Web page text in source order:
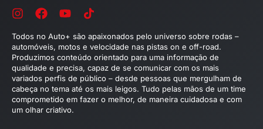
Todos no Auto+ são apaixonados pelo universo sobre rodas –
automóveis, motos e velocidade nas pistas on e off-road.
Produzimos conteúdo orientado para uma informação de
qualidade e precisa, capaz de se comunicar com os mais
variados perfis de público – desde pessoas que mergulham de
cabeça no tema até os mais leigos. Tudo pelas mãos de um time
comprometido em fazer o melhor, de maneira cuidadosa e com
um olhar criativo.